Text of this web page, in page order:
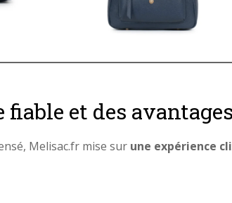
fiable et des
Melisac.fr mise sur une expérience